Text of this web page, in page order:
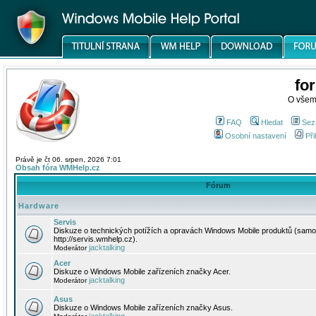
O
FAQ Hledat
Osobní nastavení
Právě je čt 06. srpen, 2026 7:01
Obsah fóra WMHelp.cz
Fórum
Hardware
Servis
Diskuze o technických potížích a opravách Windows Mobile produktů
http://servis.wmhelp.cz).
Moderátorjacktalking
Acer
Diskuze o Windows Mobile zařízeních značky Acer.
Moderátorjacktalking
Asus
Diskuze o Windows Mobile zařízeních značky Asus.